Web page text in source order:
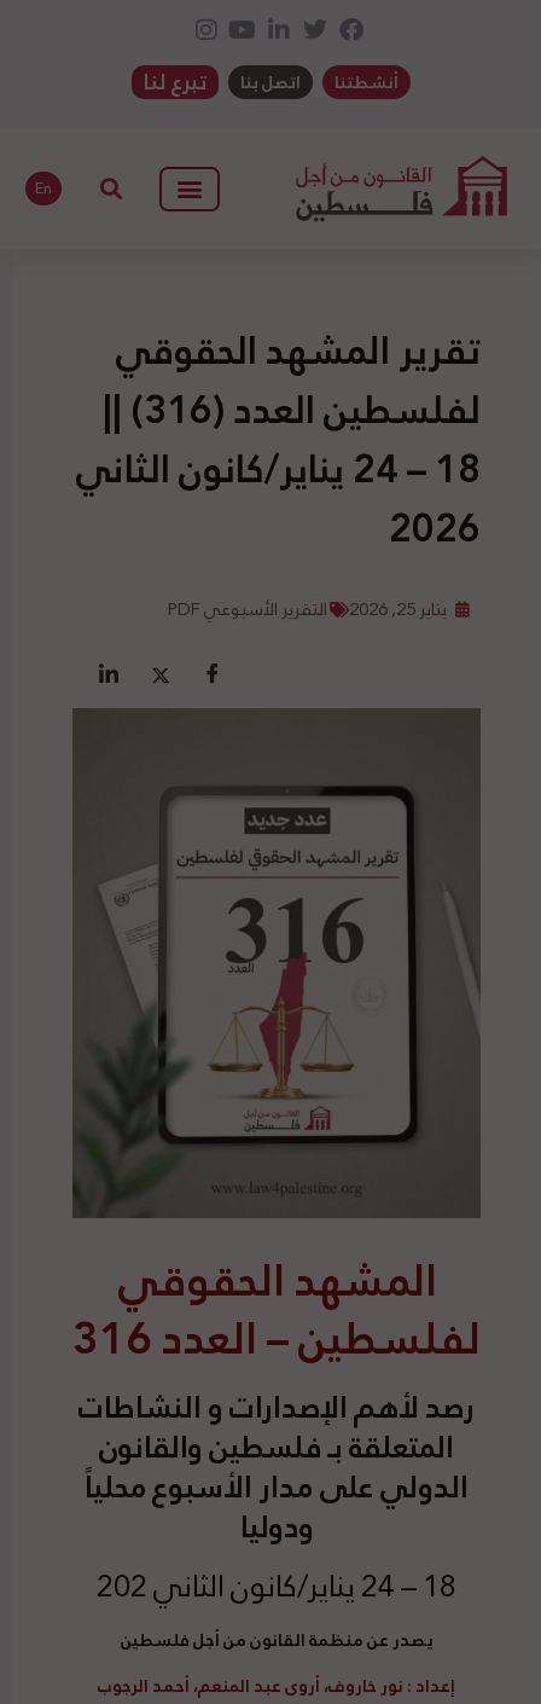
أنشطتنا اتصل بنا تبرع لنا
En
تقرير المشهد الحقوقي
لفلسطين العدد (316) ||
18 – 24 يناير/كانون الثاني
2026
يناير 25, 2026 التقرير الأسبوعي PDF
المشهد الحقوقي
لفلسطين – العدد 316
رصدلأهم الإصدارات و النشاطات
المتعلقة بـ فلسطين والقانون
الدولي على مدار الأسبوع محلياً
ودوليا
18 – 24 يناير/كانون الثاني 202
يصدر عن منظمة القانون من أجل فلسطين
إعداد: نور خاروف، أروى عبد المنعم، أحمد الرجوب